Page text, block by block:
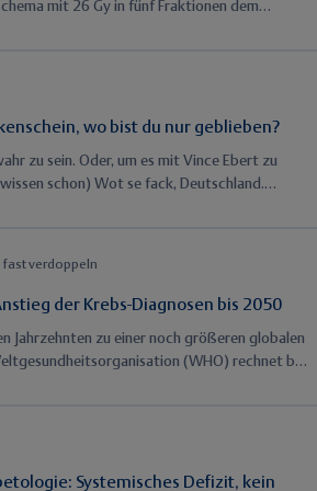
mit 26 Gy in fünf Fraktionen dem
wo bist du nur geblieben?
zu sein. Oder, um es mit Vince Ebert zu
schon) Wot se fack, Deutschland.
fast verdoppeln
der Krebs-Diagnosen bis 2050
Jahrzehnten zu einer noch größeren globalen
(WHO) rechnet bis
kritisiert die WHO gravierende
und Überlebenschancen weltweit.
Systemisches Defizit, kein